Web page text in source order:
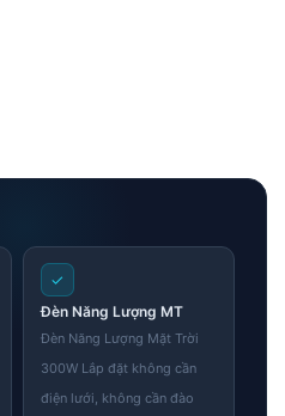
✓
Đèn Năng Lượng MT
Đèn Năng Lượng Mặt Trời
300W Lắp đặt không cần
điện lưới, không cần đào